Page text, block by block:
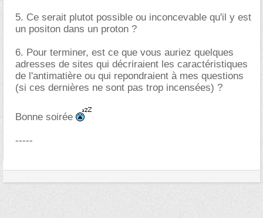
5. Ce serait plutot possible ou inconcevable qu'il y est
un positon dans un proton ?
6. Pour terminer, est ce que vous auriez quelques
adresses de sites qui décriraient les caractéristiques
de l'antimatière ou qui repondraient à mes questions
(si ces dernières ne sont pas trop incensées) ?
Bonne soirée
-----